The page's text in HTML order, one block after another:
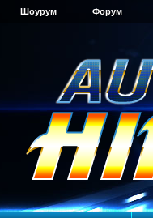
Шоурум Форум